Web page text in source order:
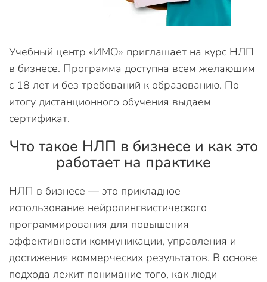
Учебный центр «ИМО» приглашает на курс НЛП
в бизнесе. Программа доступна всем желающим
с 18 лет и без требований к образованию. По
итогу дистанционного обучения выдаем
сертификат.
Что такое НЛП в бизнесе и как это
работает на практике
НЛП в бизнесе — это прикладное
использование нейролингвистического
программирования для повышения
эффективности коммуникации, управления и
достижения коммерческих результатов. В основе
подхода лежит понимание того, как люди